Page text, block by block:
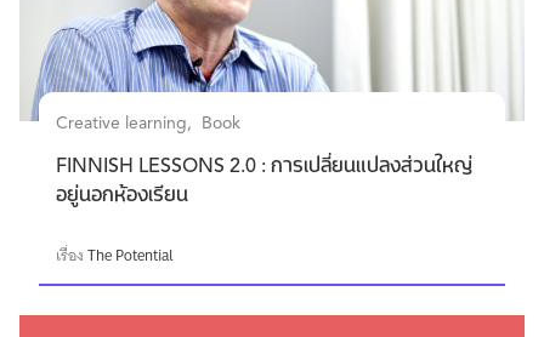
Creative learning Book
FINNISH LESSONS 2.0 : การเปลี่ยนแปลงส่วนใหญ่
อยู่นอกห้องเรียน
เรื่องThe Potential